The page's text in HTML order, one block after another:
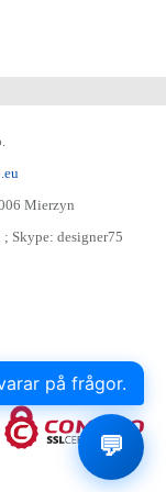
Mierzyn
Skype: designer75
på frågor.
💬